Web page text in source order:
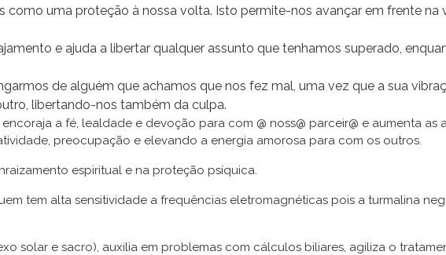
como uma proteção à nossa volta. Isto permite-nos avançar em frente na
e ajuda a libertar qualquer assunto que tenhamos superado,
de alguém que achamos que nos fez mal, uma vez que a sua
libertando-nos também da culpa.
a fé, lealdade e devoção para com @ noss@ parceir@ e aumenta as
preocupação e elevando a energia amorosa para com os outros.
espiritual e na proteção psíquica.
tem alta sensitividade a frequências eletromagnéticas pois a turmalina
solar e sacro), auxilia em problemas com cálculos biliares, agiliza o